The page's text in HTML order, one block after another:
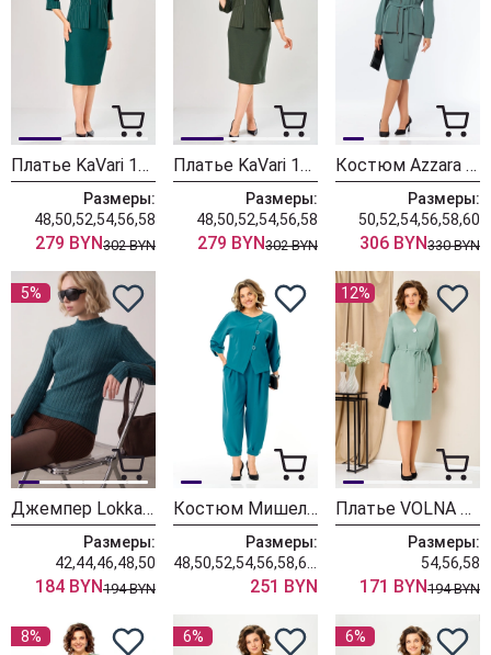
Платье KaVari 1158-3 зеленый
Размеры:
48,50,52,54,56,58
279 BYN302 BYN
Платье KaVari 1158 зеленый
Размеры:
48,50,52,54,56,58
279 BYN302 BYN
Костюм Azzara 10066-1
Размеры:
50,52,54,56,58,60
306 BYN330 BYN
5%
Джемпер Lokka 1972
Размеры:
42,44,46,48,50
184 BYN194 BYN
Костюм Мишель Шик 1436-1 бирюза
Размеры:
251 BYN
12%
Платье VOLNA 1478 мятный
Размеры:
54,56,58
171 BYN194 BYN
8% 6% 6%